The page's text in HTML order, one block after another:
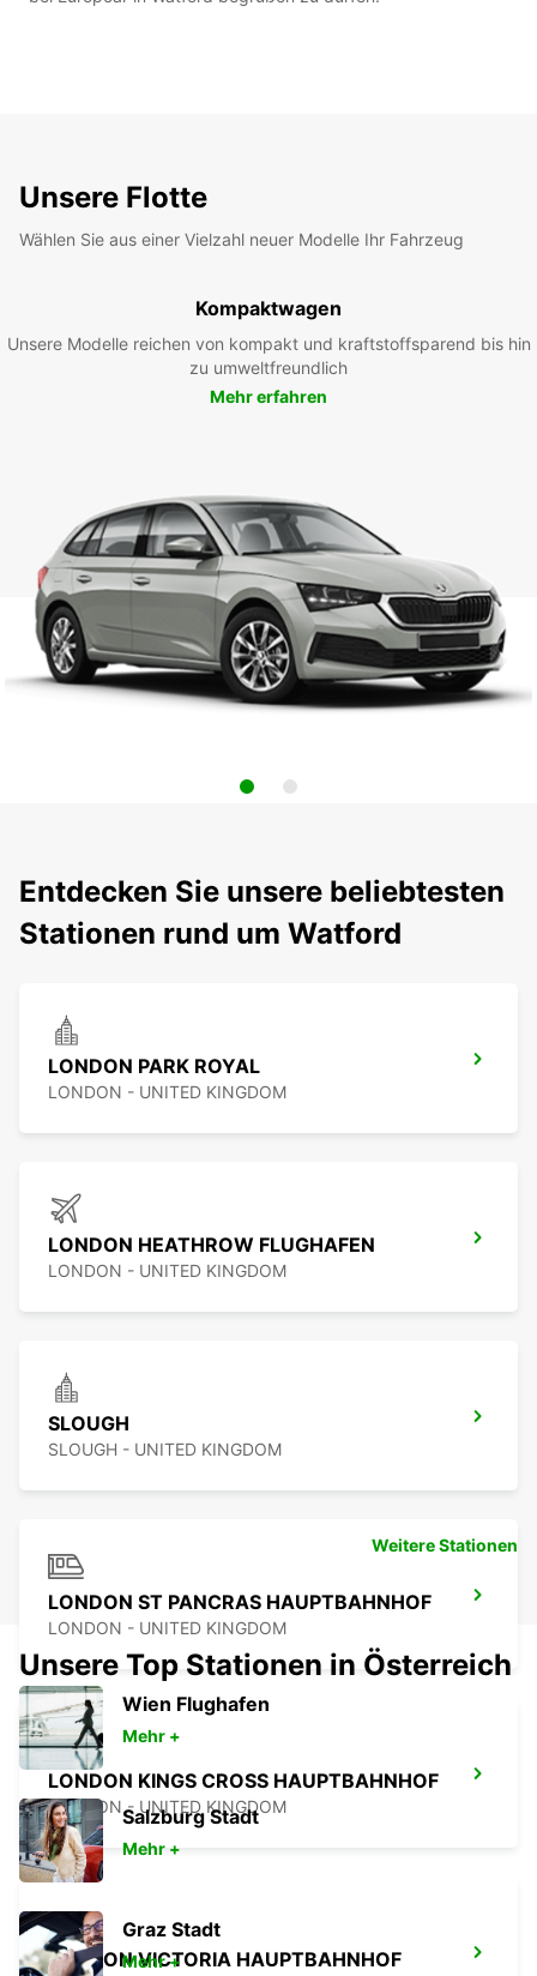
Unsere Flotte
Wählen Sie aus einer Vielzahl neuer Modelle Ihr Fahrzeug
Kompaktwagen
Unsere Modelle reichen von kompakt und kraftstoffsparend bis hin
zu umweltfreundlich
Mehr erfahren
Entdecken Sie unsere beliebtesten
Stationen rund um Watford
LONDON PARK ROYAL
LONDON - UNITED KINGDOM
LONDON HEATHROW FLUGHAFEN
LONDON - UNITED KINGDOM
SLOUGH
SLOUGH - UNITED KINGDOM
LONDON ST PANCRAS HAUPTBAHNHOF
LONDON - UNITED KINGDOM
LONDON KINGS CROSS HAUPTBAHNHOF
LONDON - UNITED KINGDOM
LONDON VICTORIA HAUPTBAHNHOF
Weitere Stationen
Unsere Top Stationen in Österreich
Wien Flughafen
Mehr +
Salzburg Stadt
Mehr +
Graz Stadt
Mehr +